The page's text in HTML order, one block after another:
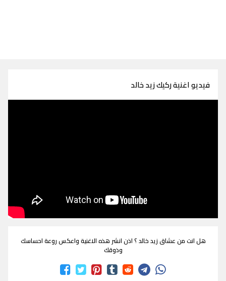
فيديو اغنية ركيك زيد خالد
هل انت من عشاق زيد خالد ؟ اذن انشر هذه الاغنية واعكس روعة احساسك
وذوقك